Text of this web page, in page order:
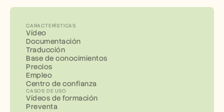
CARACTERÍSTICAS
Vídeo
Documentación
Traducción
Base de conocimientos
Precios
Empleo
Centro de confianza
CASOS DE USO
Vídeos de formación
Preventa